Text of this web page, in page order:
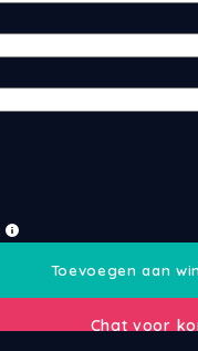
Toevoegen aan
Chat voor